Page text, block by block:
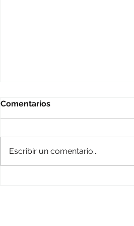
Comentarios
Escribir un comentario...